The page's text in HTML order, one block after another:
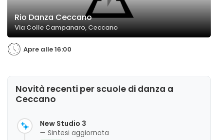
Rio Danza Ceccano
Via Colle Campanaro, Ceccano
Apre alle 16:00
Novità recenti per scuole di danza a
Ceccano
New Studio 3
— Sintesi aggiornata